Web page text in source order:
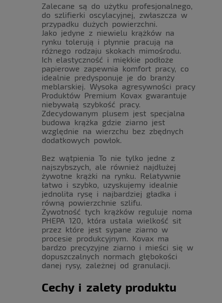
Zalecane są do użytku profesjonalnego,
do szlifierki oscylacyjnej, zwłaszcza w
przypadku dużych powierzchni.
Jako jedyne z niewielu krążków na
rynku tolerują i płynnie pracują na
różnego rodzaju skokach mimośrodu.
Ich elastyczność i miękkie podłoże
papierowe zapewnia komfort pracy, co
idealnie predysponuje je do branży
meblarskiej. Wysoka agresywności pracy
Produktów Premium Kovax gwarantuje
niebywałą szybkość pracy.
Zdecydowanym plusem jest specjalna
budowa krążka gdzie ziarno jest
względnie na wierzchu bez zbędnych
dodatkowych powłok.
Bez wątpienia To nie tylko jedne z
najszybszych, ale również najdłużej
żywotne krążki na rynku. Relatywnie
łatwo i szybko, uzyskujemy idealnie
jednolita rysę i najbardziej gładka i
równą powierzchnie szlifu.
Żywotność tych krążków reguluje noma
PHEPA 120, która ustala wielkość sit
przez które jest sypane ziarno w
procesie produkcyjnym. Kovax ma
bardzo precyzyjne ziarno i mieści się w
dopuszczalnych normach głębokości
danej rysy, zależnej od granulacji.
Cechy i zalety produktu